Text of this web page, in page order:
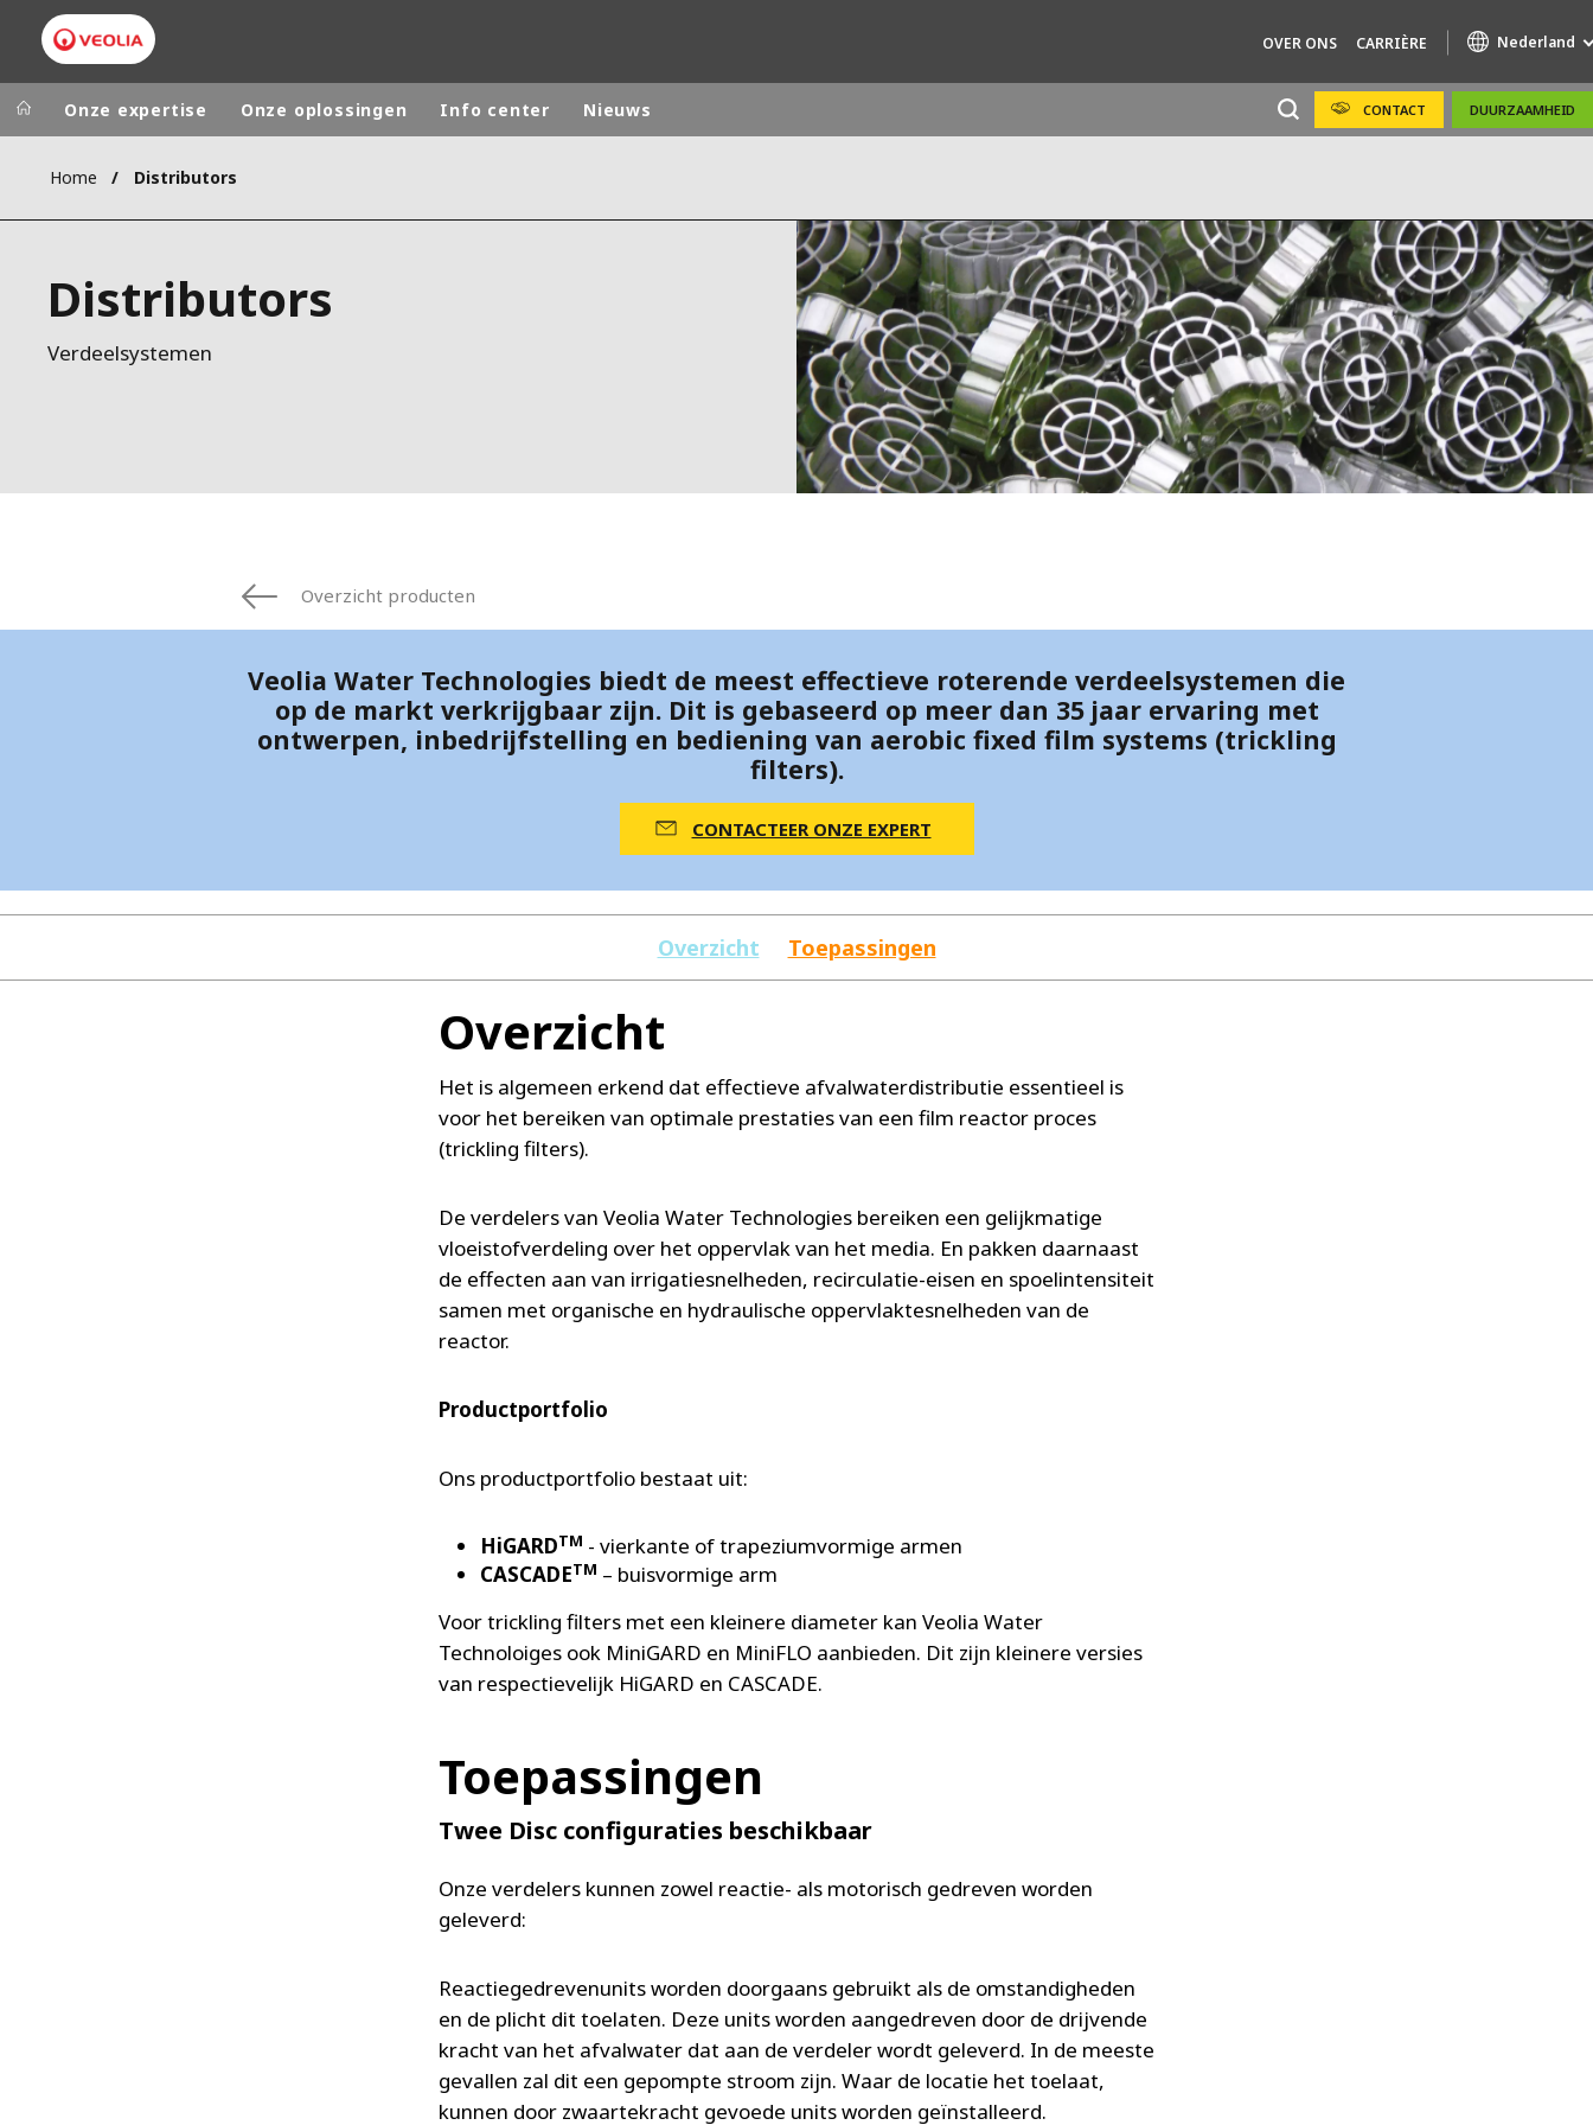
OVER ONS CARRIÈRE Nederland
Worldwide
FINLAND
ITALIA
LATIN AMERICA
MIDDLE-EAST
NEDERLAND
NORGE
ANOXKALDNES
AQUAFLOW
BIOTHANE
ELGA
EVALED
ENTROPÎE
HPD
HYDROTECH
SIDEM
WESTGARTH
WHITTIER
Onze expertise Onze oplossingen Info center Nieuws CONTACT DUURZAAMHEID
Home Distributors
Distributors
Verdeelsystemen
Overzicht producten
Veolia Water Technologies biedt de meest effectieve roterende verdeelsystemen die
op de markt verkrijgbaar zijn. Dit is gebaseerd op meer dan 35 jaar ervaring met
ontwerpen, inbedrijfstelling en bediening van aerobic fixed film systems (trickling
filters).
CONTACTEER ONZE EXPERT
Overzicht Toepassingen
Overzicht
Het is algemeen erkend dat effectieve afvalwaterdistributie essentieel is
voor het bereiken van optimale prestaties van een film reactor proces
(trickling filters).
De verdelers van Veolia Water Technologies bereiken een gelijkmatige
vloeistofverdeling over het oppervlak van het media. En pakken daarnaast
de effecten aan van irrigatiesnelheden, recirculatie-eisen en spoelintensiteit
samen met organische en hydraulische oppervlaktesnelheden van de
reactor.
Productportfolio
Ons productportfolio bestaat uit:
HiGARDTM - vierkante of trapeziumvormige armen
CASCADETM – buisvormige arm
Voor trickling filters met een kleinere diameter kan Veolia Water
Technoloiges ook MiniGARD en MiniFLO aanbieden. Dit zijn kleinere versies
van respectievelijk HiGARD en CASCADE.
Toepassingen
Twee Disc configuraties beschikbaar
Onze verdelers kunnen zowel reactie- als motorisch gedreven worden
geleverd:
Reactiegedrevenunits worden doorgaans gebruikt als de omstandigheden
en de plicht dit toelaten. Deze units worden aangedreven door de drijvende
kracht van het afvalwater dat aan de verdeler wordt geleverd. In de meeste
gevallen zal dit een gepompte stroom zijn. Waar de locatie het toelaat,
kunnen door zwaartekracht gevoede units worden geïnstalleerd.